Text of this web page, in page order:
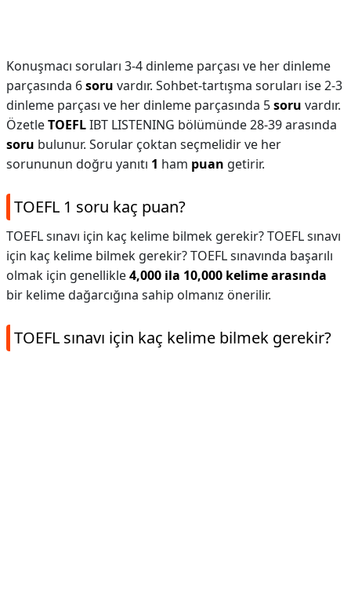
Konuşmacı soruları 3-4 dinleme parçası ve her dinleme
parçasında 6soru vardır. Sohbet-tartışma soruları ise 2-3
dinleme parçası ve her dinleme parçasında 5soru vardır.
ÖzetleTOEFLIBT LISTENING bölümünde 28-39 arasında
soru bulunur. Sorular çoktan seçmelidir ve her
sorununun doğru yanıtı 1 ham puan getirir.
TOEFL 1 soru kaç puan?
TOEFL sınavı için kaç kelime bilmek gerekir? TOEFL sınavı
için kaç kelime bilmek gerekir? TOEFL sınavında başarılı
olmak için genellikle4,000 ila 10,000 kelime arasında
bir kelime dağarcığına sahip olmanız önerilir.
TOEFL sınavı için kaç kelime bilmek gerekir?